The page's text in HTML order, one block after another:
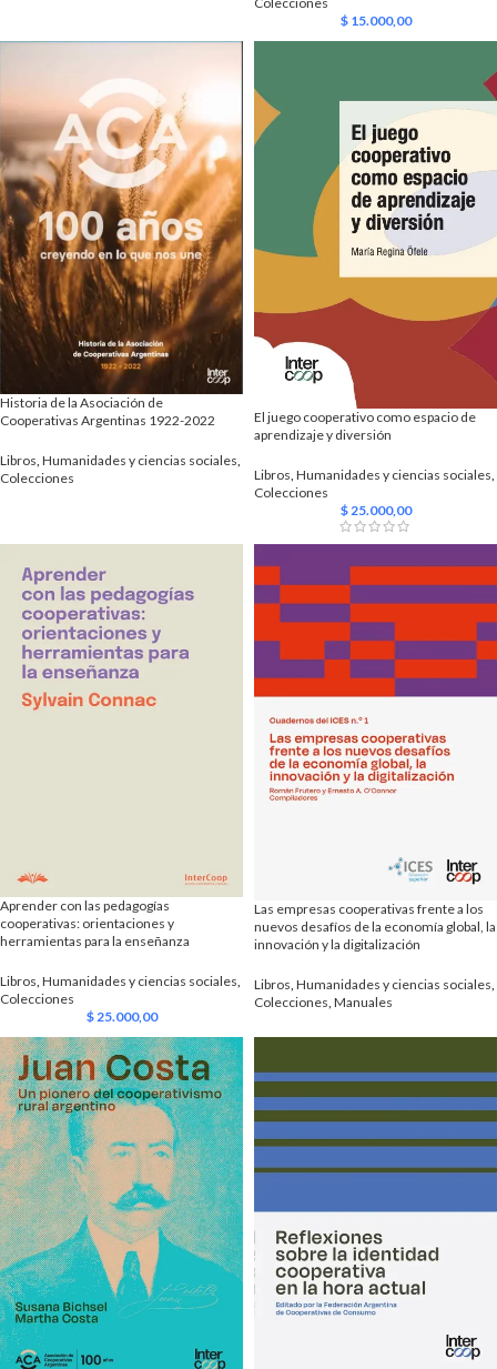
$15.000,00
Historia de la Asociación de
Cooperativas Argentinas 1922-2022
Libros Humanidades y ciencias sociales
Colecciones
El juego cooperativo como espacio de
aprendizaje y diversión
Libros, Humanidades y ciencias sociales,
Colecciones
$25.000,00
Aprender con las pedagogías
cooperativas: orientaciones y
herramientas para la enseñanza
Libros Humanidades y ciencias sociales
Colecciones
$25.000,00
Las empresas cooperativas frente a los
nuevos desafíos de la economía global, la
innovación y la digitalización
Libros Humanidades y ciencias sociales
Colecciones Manuales